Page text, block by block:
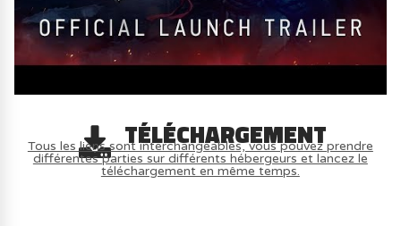
TÉLÉCHARGEMENT
Tous les liens sont interchangeables, vous pouvez prendre
différentes parties sur différents hébergeurs et lancez le
téléchargement en même temps.